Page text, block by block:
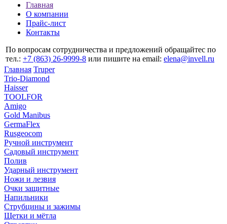
Главная
О компании
Прайс-лист
Контакты
По вопросам сотрудничества и предложений обращайтес по
тел.: +7 (863) 26‐9999‐8 или пишите на email: elena@invell.ru
Главная Truper
Trio-Diamond
Haisser
TOOLFOR
Amigo
Gold Manibus
GermaFlex
Rusgeocom
Ручной инструмент
Садовый инструмент
Полив
Ударный инструмент
Ножи и лезвия
Очки защитные
Напильники
Струбцины и зажимы
Щетки и мётла